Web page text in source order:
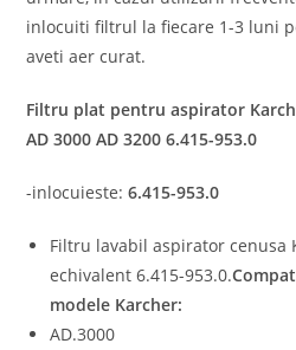
inlocuiti filtrul la fiecare 1-3 luni
aveti aer curat.
Filtru plat pentru aspirator
AD 3000 AD 3200 6.415-953.0
-inlocuieste:6.415-953.0
Filtru lavabil aspirator cenusa
echivalent 6.415-953.0.
modele Karcher:
AD.3000